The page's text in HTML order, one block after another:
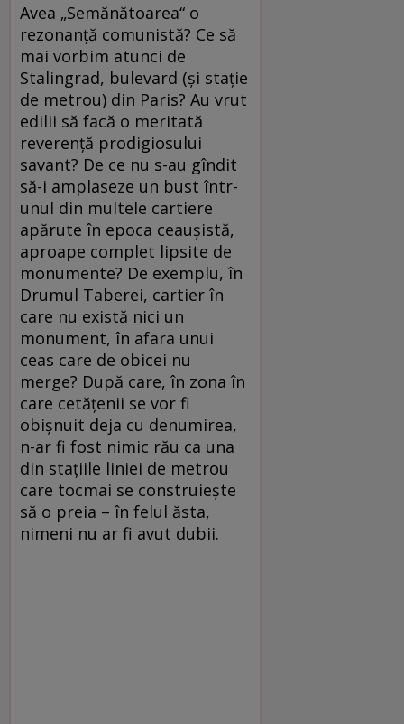
Avea „Semănătoarea“ o
rezonanţă comunistă? Ce să
mai vorbim atunci de
Stalingrad, bulevard (şi staţie
de metrou) din Paris? Au vrut
edilii să facă o meritată
reverenţă prodigiosului
savant? De ce nu s-au gîndit
să-i amplaseze un bust într-
unul din multele cartiere
apărute în epoca ceauşistă,
aproape complet lipsite de
monumente? De exemplu, în
Drumul Taberei, cartier în
care nu există nici un
monument, în afara unui
ceas care de obicei nu
merge? După care, în zona în
care cetăţenii se vor fi
obişnuit deja cu denumirea,
n-ar fi fost nimic rău ca una
din staţiile liniei de metrou
care tocmai se construieşte
să o preia – în felul ăsta,
nimeni nu ar fi avut dubii.